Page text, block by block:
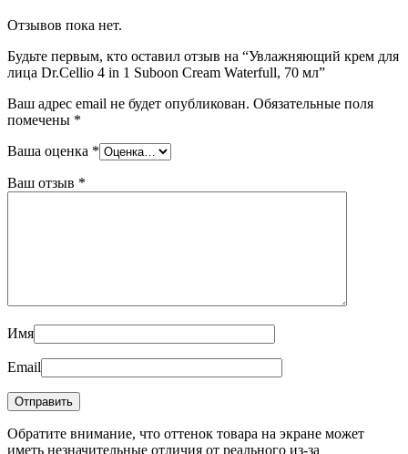
Отзывов пока нет.
Будьте первым, кто оставил отзыв на “Увлажняющий крем для
лица Dr.Cellio 4 in 1 Suboon Cream Waterfull, 70 мл”
Ваш адрес email не будет опубликован. Обязательные поля
помечены *
Ваша оценка *
Ваш отзыв *
Имя
Email
Обратите внимание, что оттенок товара на экране может
иметь незначительные отличия от реального из-за